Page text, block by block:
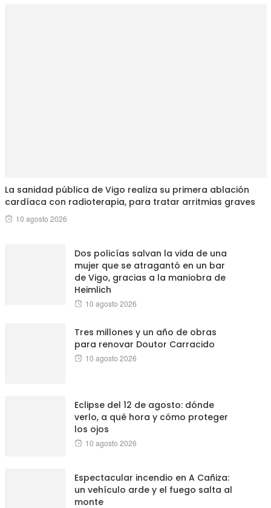
La sanidad pública de Vigo realiza su primera ablación
cardíaca con radioterapia, para tratar arritmias graves
Posted
10 agosto 2026
Dos policías salvan la vida de una
mujer que se atragantó en un bar
de Vigo, gracias a la maniobra de
Heimlich
Posted
10 agosto 2026
Tres millones y un año de obras
para renovar Doutor Carracido
Posted
10 agosto 2026
Eclipse del 12 de agosto: dónde
verlo, a qué hora y cómo proteger
los ojos
Posted
10 agosto 2026
Espectacular incendio en A Cañiza:
un vehículo arde y el fuego salta al
monte